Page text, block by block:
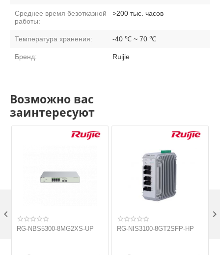
Среднее время безотказной
работы:
>200 тыс. часов
Температура хранения: -40 ℃ ~ 70 ℃
Бренд: Ruijie
Возможно вас
заинтересуют
RG-NBS5300-8MG2XS-UP RG-NIS3100-8GT2SFP-HP
 